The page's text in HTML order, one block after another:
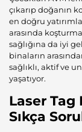
çıkarıp doğanın
en doğru
arasında
sağlığına da iyi
binaların
sağlıklı, aktif ve
yaşatıyor.
Laser Tag
Sıkça